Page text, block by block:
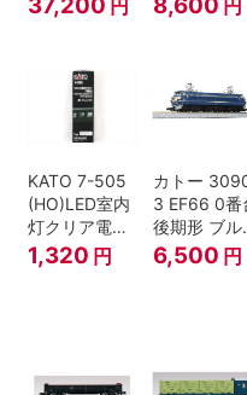
グボーイ＃
円
線 増結4両セ
円
KATO 7-505
(HO)LED室内
灯クリア電球
色
1,320 円
カトー
3 EF66 0番
後期形 ブル
トレイン牽引
機
6,500 円